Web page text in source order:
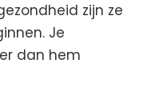
zijn ze
Je
dan hem